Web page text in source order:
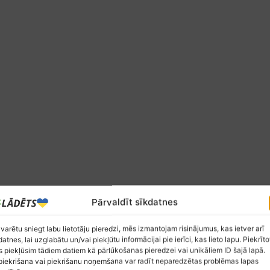
Pārvaldīt sīkdatnes
sniegt labu lietotāju pieredzi, mēs izmantojam risinājumus, kas ietver arī
lai uzglabātu un/vai piekļūtu informācijai pie ierīci, kas lieto lapu.
piekļūsim tādiem datiem kā pārlūkošanas pieredzei vai unikāliem ID šajā lapā.
vai piekrišanu noņemšana var radīt neparedzētas problēmas lapas